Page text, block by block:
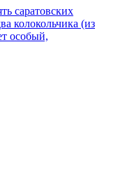
саратовских
колокольчика (из
особый,